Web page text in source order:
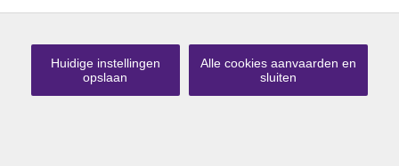
Huidige instellingen
opslaan
Alle cookies aanvaarden en
sluiten